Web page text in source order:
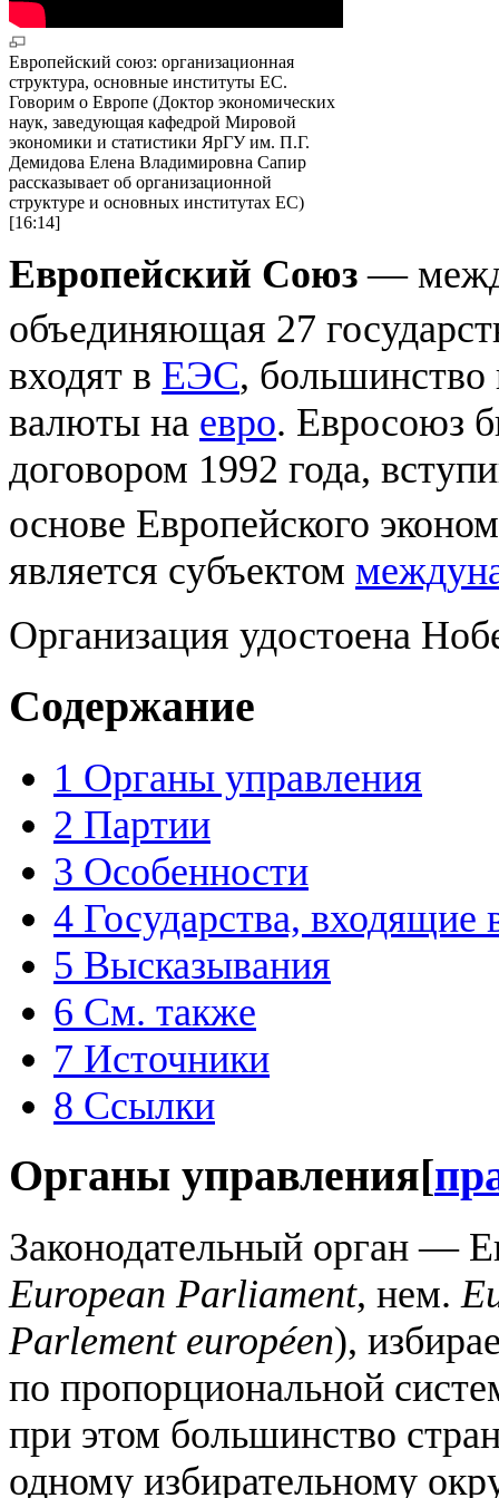
Европейский союз: организационная
структура, основные институты ЕС.
Говорим о Европе (Доктор экономических
наук, заведующая кафедрой Мировой
экономики и статистики ЯрГУ им. П.Г.
Демидова Елена Владимировна Сапир
рассказывает об организационной
структуре и основных институтах ЕС)
[16:14]
Европейский Союз —
объединяющая 27
входят в ЕЭС, большинство
валюты на евро. Евросоюз
договором 1992 года,
основе Европейского
является субъектом
Организация удостоена
Содержание
1 Органы управления
2 Партии
3 Особенности
4 Государства,
5 Высказывания
6 См. также
7 Источники
8 Ссылки
Органы управления [
Законодательный орган —
European Parliament, нем.
Parlement européen),
по пропорциональной
при этом большинство
одному избирательному